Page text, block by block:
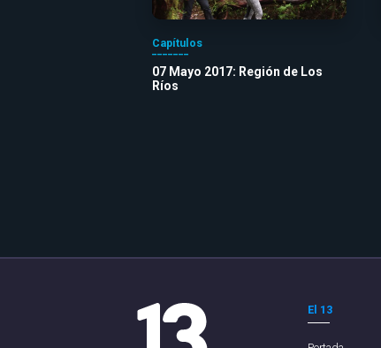
Capítulos
07 Mayo 2017: Región de Los
Ríos
El 13